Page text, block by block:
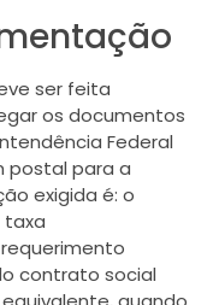
ser feita
os documentos
Federal
postal para a
exigida é: o
contrato social